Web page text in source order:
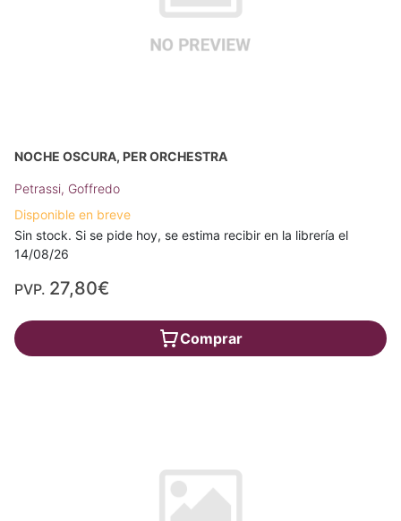
NOCHE OSCURA, PER ORCHESTRA
Petrassi, Goffredo
Disponible en breve
Sin stock. Si se pide hoy, se estima recibir en la librería el
14/08/26
PVP. 27,80€
Comprar